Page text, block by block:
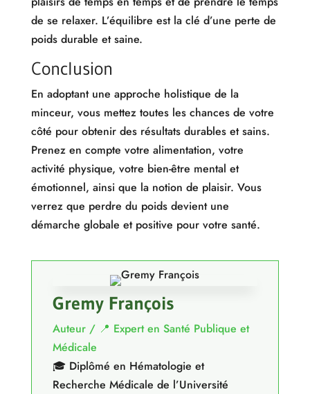
de se relaxer. L’équilibre est la clé d’une perte de
poids durable et saine.
Conclusion
En adoptant une approche holistique de la
minceur, vous mettez toutes les chances de votre
côté pour obtenir des résultats durables et sains.
Prenez en compte votre alimentation, votre
activité physique, votre bien-être mental et
émotionnel, ainsi que la notion de plaisir. Vous
verrez que perdre du poids devient une
démarche globale et positive pour votre santé.
Gremy François
Auteur / 📍 Expert en Santé Publique et
Médicale
🎓 Diplômé en Hématologie et
Recherche Médicale de l’Université